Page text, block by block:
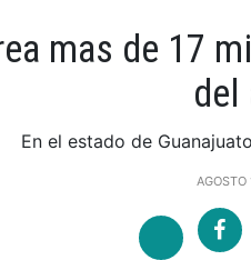
mas de 17
del
En el estado de